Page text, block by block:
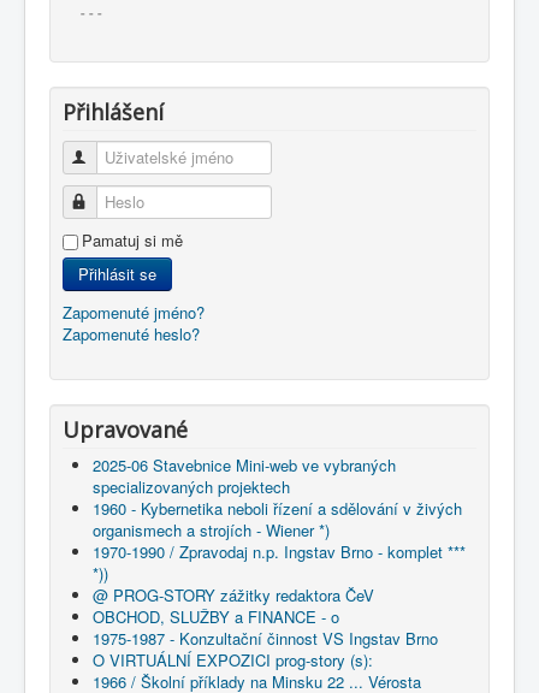
- - -
Přihlášení
Uživatelské jméno
Heslo
Pamatuj si mě
Přihlásit se
Zapomenuté jméno?
Zapomenuté heslo?
Upravované
2025-06 Stavebnice Mini-web ve vybraných
specializovaných projektech
1960 - Kybernetika neboli řízení a sdělování v živých
organismech a strojích - Wiener *)
1970-1990 / Zpravodaj n.p. Ingstav Brno - komplet ***
*))
@ PROG-STORY zážitky redaktora ČeV
OBCHOD, SLUŽBY a FINANCE - o
1975-1987 - Konzultační činnost VS Ingstav Brno
O VIRTUÁLNÍ EXPOZICI prog-story (s):
1966 / Školní příklady na Minsku 22 ... Vérosta